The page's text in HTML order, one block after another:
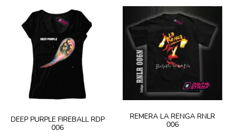
DEEP PURPLE FIREBALL RDP
006
REMERA LA RENGA RNLR
006